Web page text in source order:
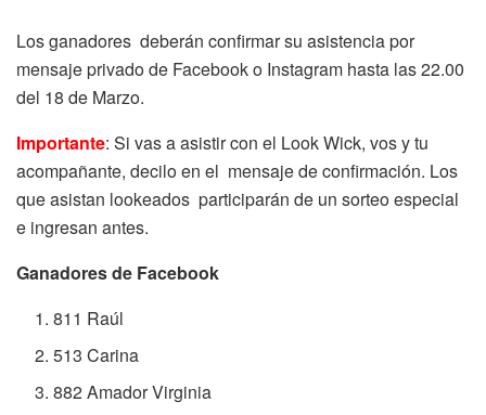
Los ganadores deberán confirmar su asistencia por
mensaje privado de Facebook o Instagram hasta las 22.00
del 18 de Marzo.
Importante: Si vas a asistir con el Look Wick, vos y tu
acompañante, decilo en el mensaje de confirmación. Los
que asistan lookeados participarán de un sorteo especial
e ingresan antes.
Ganadores de Facebook
811 Raúl
513 Carina
882 Amador Virginia